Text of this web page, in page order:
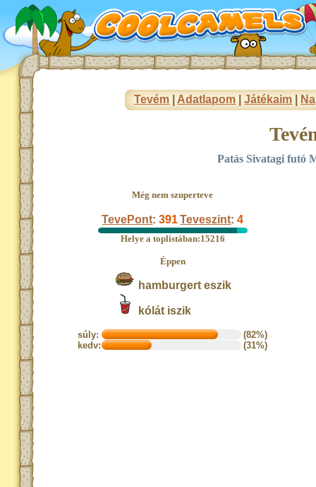
Tevém Adatlapom |Játékaim
Patás Sivatagi futó
Még nem szuperteve
TevePont:391 Teveszint:4
Helye a toplistában:15216
Éppen
hamburgert eszik
kólát iszik
súly:
(82%)
kedv:
(31%)